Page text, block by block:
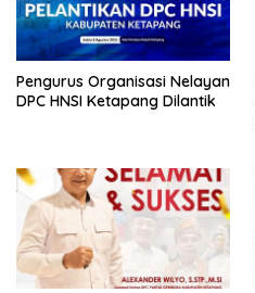
Pengurus Organisasi Nelayan
DPC HNSI Ketapang Dilantik